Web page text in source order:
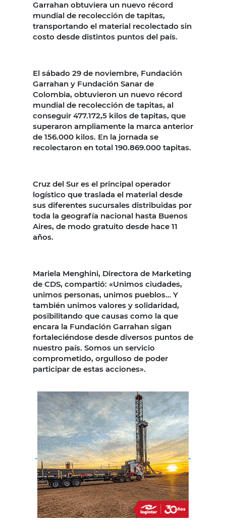
Garrahan obtuviera un nuevo récord
mundial de recolección de tapitas,
transportando el material recolectado sin
costo desde distintos puntos del país.
El sábado 29 de noviembre, Fundación
Garrahan y Fundación Sanar de
Colombia, obtuvieron un nuevo récord
mundial de recolección de tapitas, al
conseguir 477.172,5 kilos de tapitas, que
superaron ampliamente la marca anterior
de 156.000 kilos. En la jornada se
recolectaron en total 190.869.000 tapitas.
Cruz del Sur es el principal operador
logístico que traslada el material desde
sus diferentes sucursales distribuidas por
toda la geografía nacional hasta Buenos
Aires, de modo gratuito desde hace 11
años.
Mariela Menghini, Directora de Marketing
de CDS, compartió: «Unimos ciudades,
unimos personas, unimos pueblos… Y
también unimos valores y solidaridad,
posibilitando que causas como la que
encara la Fundación Garrahan sigan
fortaleciéndose desde diversos puntos de
nuestro país. Somos un servicio
comprometido, orgulloso de poder
participar de estas acciones».